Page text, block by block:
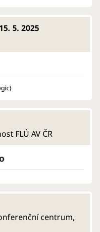
5. 2025
FLÚ AV ČR
centrum,